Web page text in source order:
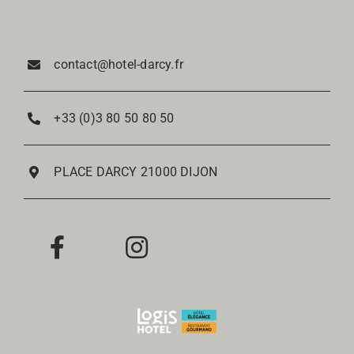
Nos Chambres
Notre Restaurant
Notre Bar à vin
contact@hotel-darcy.fr
+33 (0)3 80 50 80 50
PLACE DARCY 21000 DIJON